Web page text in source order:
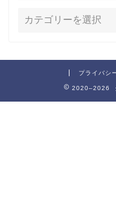
プライバシ
2020–2026